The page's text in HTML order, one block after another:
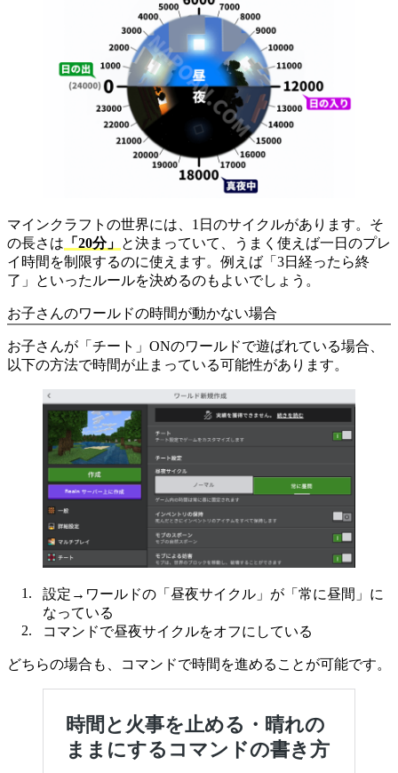
マインクラフトの世界には、1日のサイクルがあります。そ
の長さは 「20分」 と決まっていて、うまく使えば一日のプレ
イ時間を制限するのに使えます。例えば「3日経ったら終
了」といったルールを決めるのもよいでしょう。
お子さんのワールドの時間が動かない場合
お子さんが「チート」ONのワールドで遊ばれている場合、
以下の方法で時間が止まっている可能性があります。
設定→ワールドの「昼夜サイクル」が「常に昼間」に
なっている
コマンドで昼夜サイクルをオフにしている
どちらの場合も、コマンドで時間を進めることが可能です。